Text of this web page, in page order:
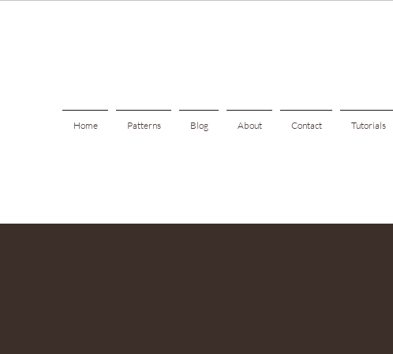
Home Patterns Blog About Contact Tutorials